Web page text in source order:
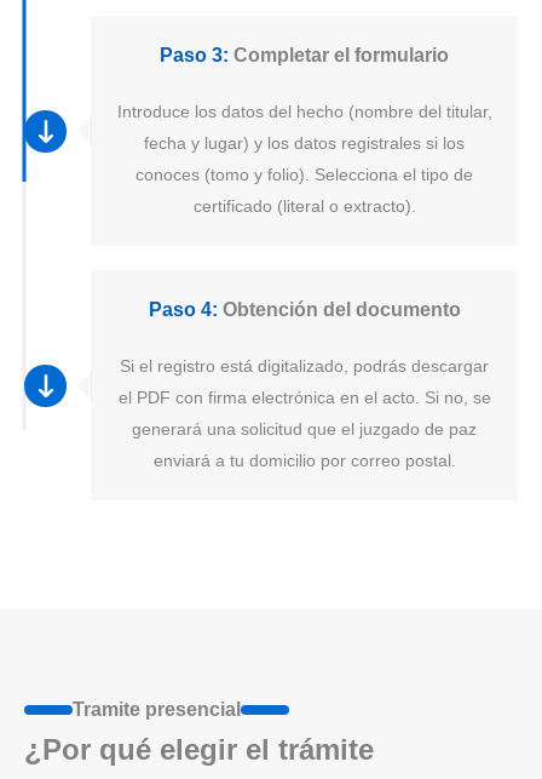
Paso 3: Completar el formulario
Introduce los datos del hecho (nombre del titular,
fecha y lugar) y los datos registrales si los
conoces (tomo y folio). Selecciona el tipo de
certificado (literal o extracto).
Paso 4: Obtención del documento
Si el registro está digitalizado, podrás descargar
el PDF con firma electrónica en el acto. Si no, se
generará una solicitud que el juzgado de paz
enviará a tu domicilio por correo postal.
Tramite presencial
¿Por qué elegir el trámite